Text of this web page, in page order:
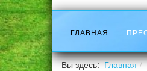
ГЛАВНАЯ
Вы здесь:Главная